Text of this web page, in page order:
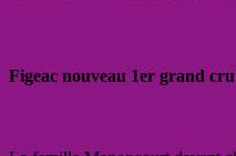
Figeac nouveau 1er grand